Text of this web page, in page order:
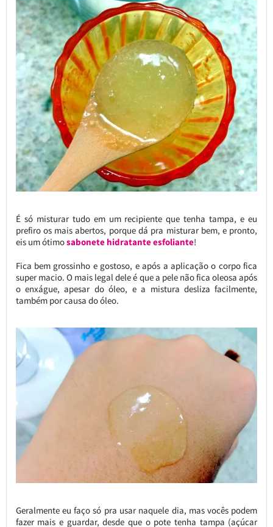
É só misturar tudo em um recipiente que tenha tampa, e eu
prefiro os mais abertos, porque dá pra misturar bem, e pronto,
eis um ótimosabonete hidratante esfoliante!
Fica bem grossinho e gostoso, e após a aplicação o corpo fica
super macio. O mais legal dele é que a pele não fica oleosa após
o enxágue, apesar do óleo, e a mistura desliza facilmente,
também por causa do óleo.
Geralmente eu faço só pra usar naquele dia, mas vocês podem
fazer mais e guardar, desde que o pote tenha tampa (açúcar